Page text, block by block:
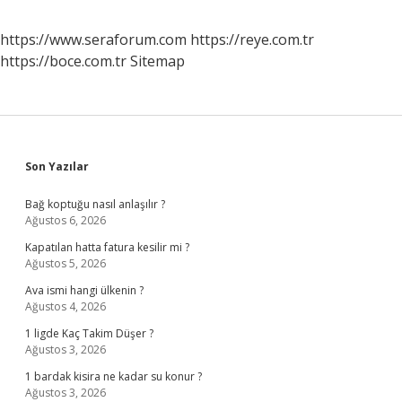
https://www.seraforum.com https://reye.com.tr
https://boce.com.trSitemap
Sidebar
Son Yazılar
Bağ koptuğu nasıl anlaşılır ?
Ağustos 6, 2026
Kapatılan hatta fatura kesilir mi ?
Ağustos 5, 2026
Ava ismi hangi ülkenin ?
Ağustos 4, 2026
1 ligde Kaç Takim Düşer ?
Ağustos 3, 2026
1 bardak kisira ne kadar su konur ?
Ağustos 3, 2026